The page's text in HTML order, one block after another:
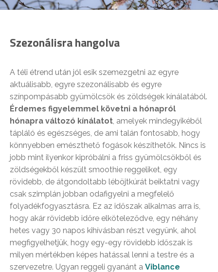
Szezonálisra hangolva
A téli étrend után jól esik szemezgetni az egyre
aktuálisabb, egyre szezonálisabb és egyre
színpompásabb gyümölcsök és zöldségek kínálatából.
Érdemes figyelemmel követni a hónapról
hónapra változó kínálatot , amelyek mindegyikéből
tápláló és egészséges, de ami talán fontosabb, hogy
könnyebben emészthető fogások készíthetők. Nincs is
jobb mint ilyenkor kipróbálni a friss gyümölcsökből és
zöldségekből készült smoothie reggeliket, egy
rövidebb, de átgondoltabb léböjtkúrát beiktatni vagy
csak szimplán jobban odafigyelni a megfelelő
folyadékfogyasztásra. Ez az időszak alkalmas arra is,
hogy akár rövidebb időre elköteleződve, egy néhány
hetes vagy 30 napos kihívásban részt vegyünk, ahol
megfigyelhetjük, hogy egy-egy rövidebb időszak is
milyen mértékben képes hatással lenni a testre és a
szervezetre. Ugyan reggeli gyanánt a Viblance